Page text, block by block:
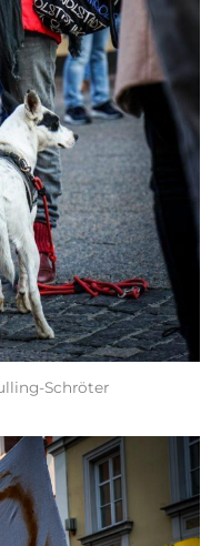
Schröter